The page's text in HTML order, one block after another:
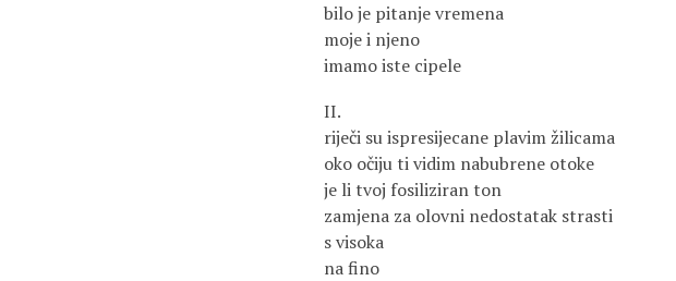
bilo je pitanje vremena
moje i njeno
imamo iste cipele
II.
riječi su ispresijecane plavim žilicama
oko očiju ti vidim nabubrene otoke
je li tvoj fosiliziran ton
zamjena za olovni nedostatak strasti
s visoka
na fino